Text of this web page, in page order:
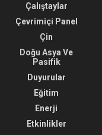
Çalıştaylar
Çevrimiçi Panel
Çin
Doğu Asya Ve
Pasifik
Duyurular
Eğitim
Enerji
Etkinlikler